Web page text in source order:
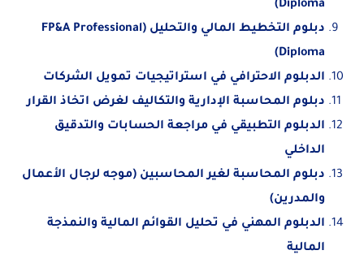
Diploma)
دبلوم التخطيط المالي والتحليل (FP&A Professional
Diploma)
الدبلوم الاحترافي في استراتيجيات تمويل الشركات
دبلوم المحاسبة الإدارية والتكاليف لغرض اتخاذ القرار
الدبلوم التطبيقي في مراجعة الحسابات والتدقيق
الداخلي
دبلوم المحاسبة لغير المحاسبين (موجه لرجال الأعمال
والمدرين)
الدبلوم المهني في تحليل القوائم المالية والنمذجة
المالية